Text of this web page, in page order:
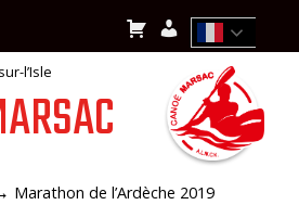
l’Isle
Marathon de l’Ardèche 2019